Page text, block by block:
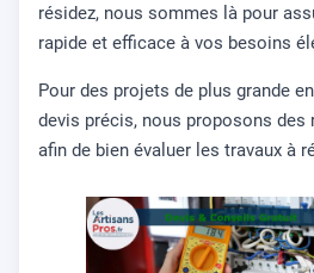
résidez, nous sommes là pour
rapide et efficace à vos besoins
Pour des projets de plus grande
devis précis, nous proposons des
afin de bien évaluer les travaux à